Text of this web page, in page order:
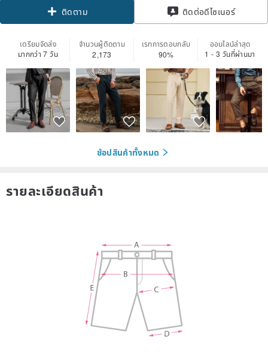
ติดตาม ติดต่อดีไซเนอร์
เตรียมจัดส่ง
มากกว่า 7 วัน
จำนวนผู้ติดตาม
2,173
เรทการตอบกลับ
90%
ออนไลน์ล่าสุด
1 - 3 วันที่ผ่านมา
ช้อปสินค้าทั้งหมด
รายละเอียดสินค้า